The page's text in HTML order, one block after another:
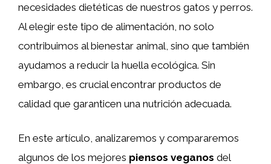
necesidades dietéticas de nuestros gatos y perros.
Al elegir este tipo de alimentación, no solo
contribuimos al bienestar animal, sino que también
ayudamos a reducir la huella ecológica. Sin
embargo, es crucial encontrar productos de
calidad que garanticen una nutrición adecuada.
En este artículo, analizaremos y compararemos
algunos de los mejores piensos veganos del